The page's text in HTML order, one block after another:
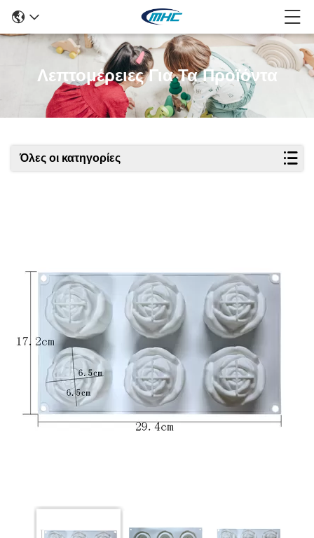
Λεπτομέρειες Για Τα Προϊόντα
Όλες οι κατηγορίες